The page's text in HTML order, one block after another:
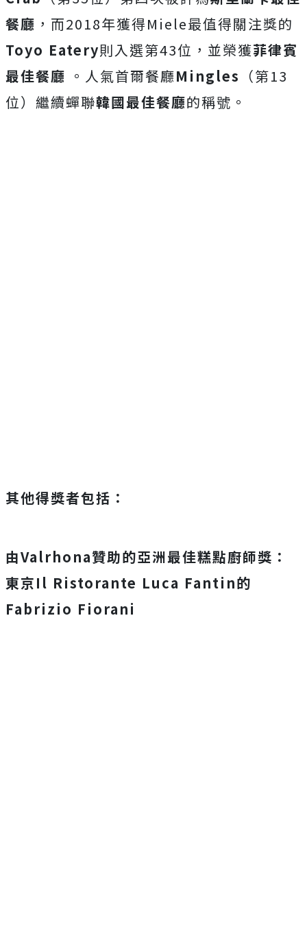
餐廳 ，而2018年獲得Miele最值得關注獎的
Toyo Eatery則入選第43位，並榮獲菲律賓
最佳餐廳 。人氣首爾餐廳Mingles （第13
位）繼續蟬聯韓國最佳餐廳的稱號。
其他得獎者包括：
由Valrhona贊助的亞洲最佳糕點廚師獎：
東京Il Ristorante Luca Fantin的
Fabrizio Fiorani